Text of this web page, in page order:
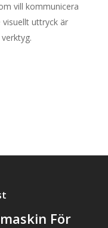
vill kommunicera
uttryck är
För